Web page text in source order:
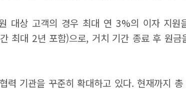
대상 고객의 경우 최대 연 3%의 이자 지원
대 2년 포함)으로, 거치 기간 종료 후 원금
력 기관을 꾸준히 확대하고 있다. 현재까지